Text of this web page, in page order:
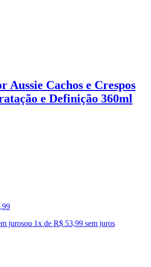
Aussie Cachos e Crespos
e Definição 360ml
,99
jurosou 1x de R$ 53,99 sem juros